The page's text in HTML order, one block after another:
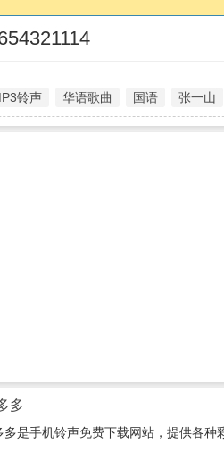
铃声 华语歌曲 国语 张一山
多
多是手机铃声免费下载网站，提供各种